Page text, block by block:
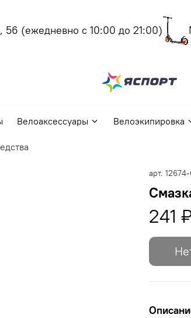
(ежедневно с 10:00 до 21:00)
Велоаксессуары Велоэкипировка
арт. 12674-
241